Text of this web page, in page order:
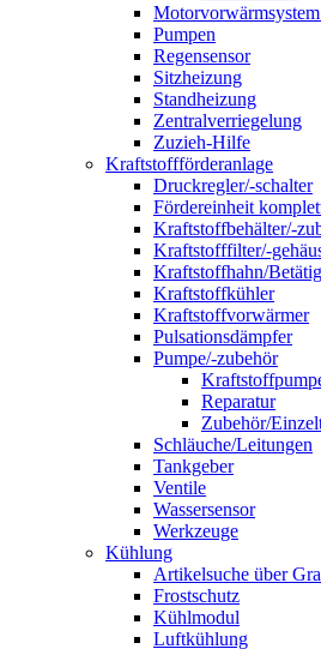
Pumpen
Regensensor
Sitzheizung
Standheizung
Zentralverriegelung
Zuzieh-Hilfe
Kraftstoffförderanlage
Druckregler/-schalter
Fördereinheit
Kraftstoffbehälter/-
Kraftstofffilter/-
Kraftstoffhahn/
Kraftstoffkühler
Kraftstoffvorwärmer
Pulsationsdämpfer
Pumpe/-zubehör
Reparatur
Zubehör/
Schläuche/Leitungen
Tankgeber
Ventile
Wassersensor
Werkzeuge
Kühlung
Artikelsuche über
Frostschutz
Kühlmodul
Luftkühlung